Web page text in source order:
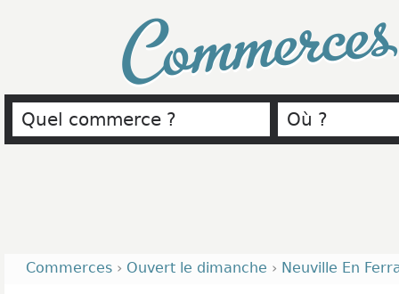
Commerces › Ouvert le dimanche › Neuville En